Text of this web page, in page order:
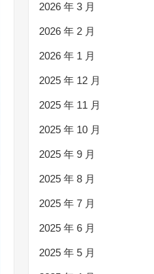
2026 年 3 月
2026 年 2 月
2026 年 1 月
2025 年 12 月
2025 年 11 月
2025 年 10 月
2025 年 9 月
2025 年 8 月
2025 年 7 月
2025 年 6 月
2025 年 5 月